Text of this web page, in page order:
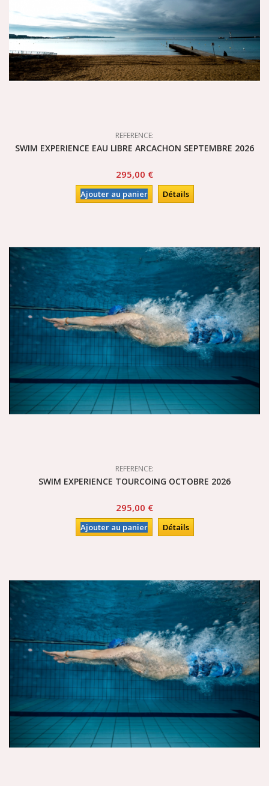
REFERENCE:
SWIM EXPERIENCE EAU LIBRE ARCACHON SEPTEMBRE 2026
295,00 €
Ajouter au panier Détails
REFERENCE:
SWIM EXPERIENCE TOURCOING OCTOBRE 2026
295,00 €
Ajouter au panier Détails